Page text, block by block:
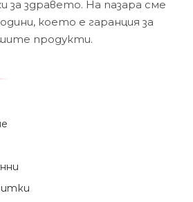
за здравето. На пазара сме
което е гаранция за
продукти.